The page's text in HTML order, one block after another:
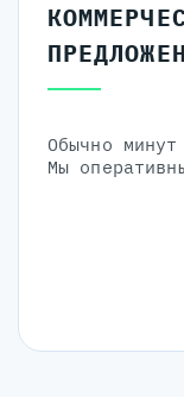
Обычно
Мы